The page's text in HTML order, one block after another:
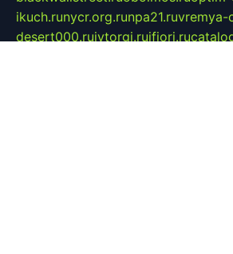
ikuch.runycr.org.runpa21.ruvremya-
desert000.ruivtorgi.ruifiori.ru